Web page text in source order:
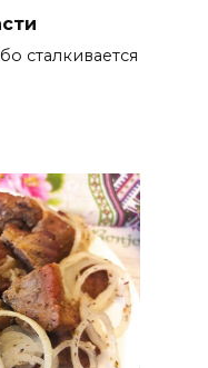
сталкивается